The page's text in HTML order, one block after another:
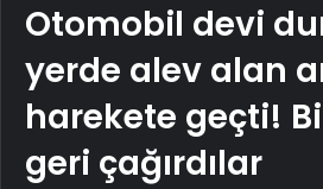
Otomobil devi
yerde alev alan
harekete geçti!
geri çağırdılar